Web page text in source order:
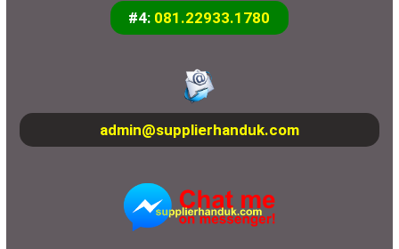
#4: 081.22933.1780
admin@supplierhanduk.com